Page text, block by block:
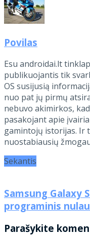
Povilas
Esu androidai.lt
publikuojantis tik
OS susijusią
nuo pat jų pirmų
nebuvo akimirkos,
pasakojant apie
gamintojų istorijas. Ir
nuostabiausių
Sekantis
Samsung Galaxy
programinis
Parašykite